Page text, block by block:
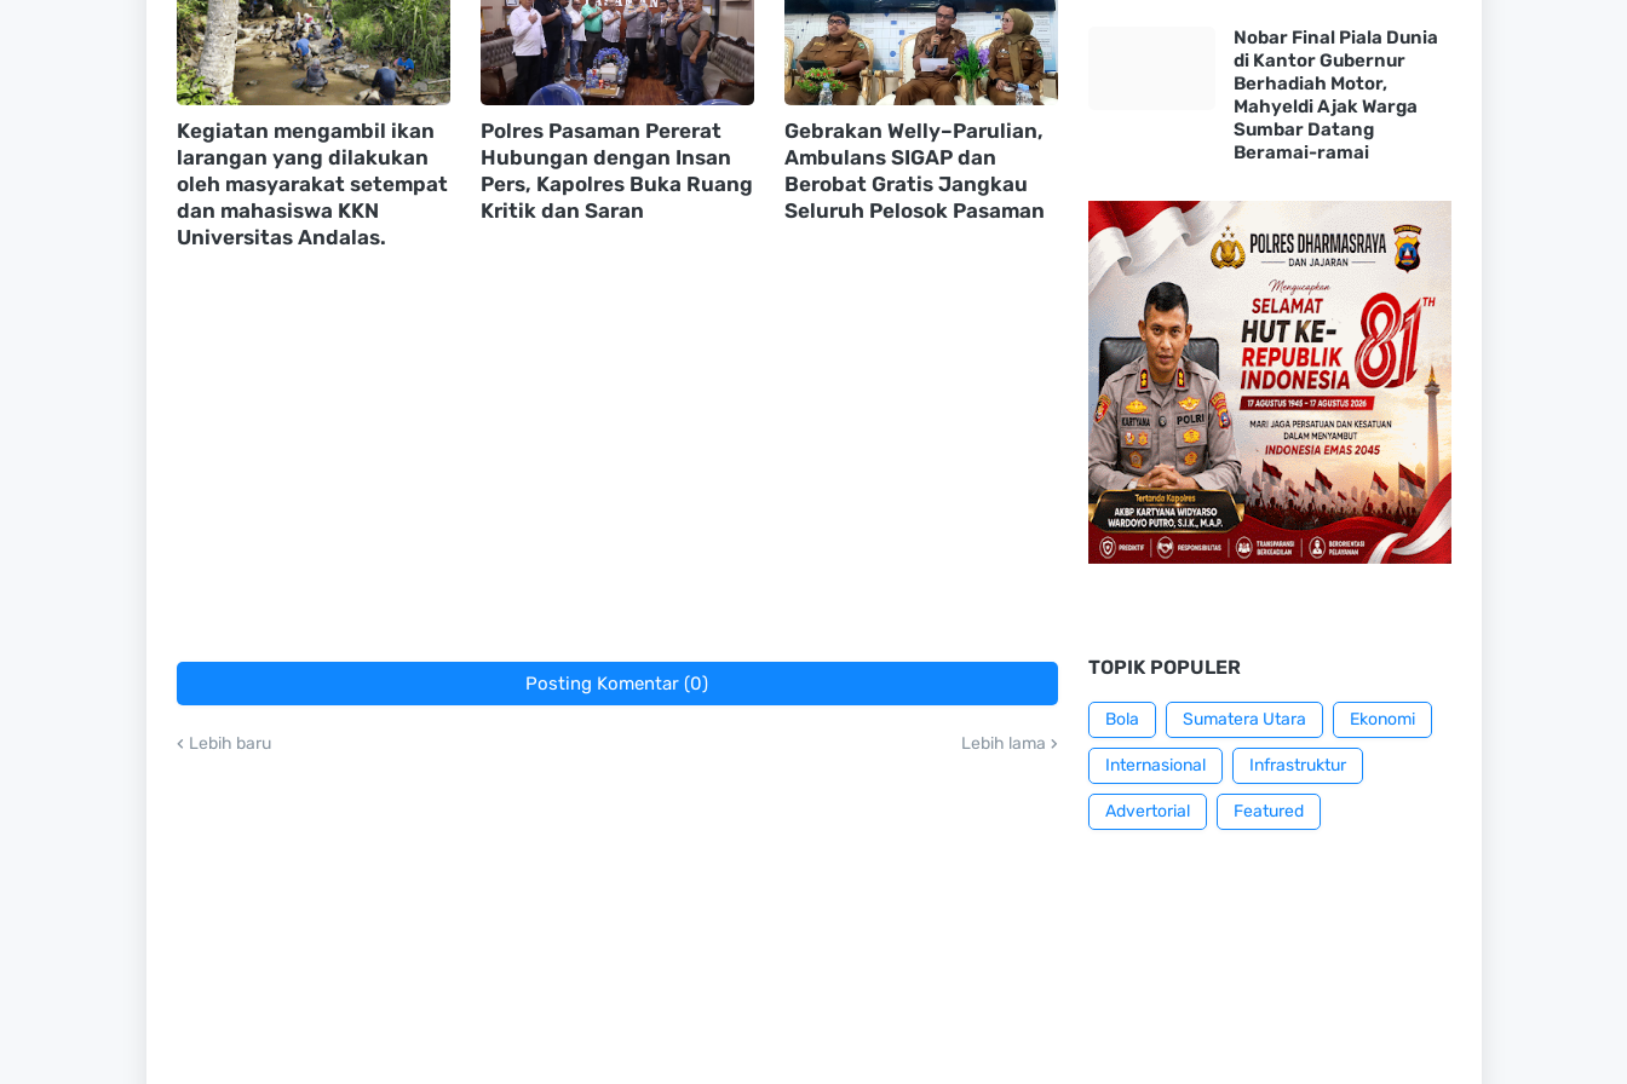
Kegiatan mengambil ikan
larangan yang dilakukan
oleh masyarakat setempat
dan mahasiswa KKN
Universitas Andalas.
Polres Pasaman Pererat
Hubungan dengan Insan
Pers, Kapolres Buka Ruang
Kritik dan Saran
Gebrakan Welly–Parulian,
Ambulans SIGAP dan
Berobat Gratis Jangkau
Seluruh Pelosok Pasaman
Posting Komentar (0)
Lebih baru Lebih lama
Nobar Final Piala Dunia
di Kantor Gubernur
Berhadiah Motor,
Mahyeldi Ajak Warga
Sumbar Datang
Beramai-ramai
TOPIK POPULER
Bola Sumatera Utara Ekonomi
Internasional Infrastruktur
Advertorial Featured